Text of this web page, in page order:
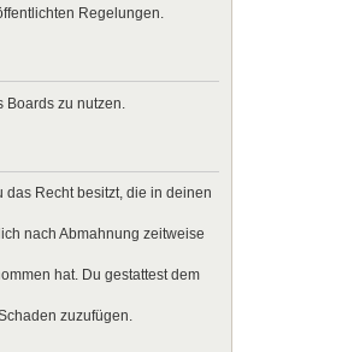
Regelungen.
Boards zu nutzen.
Recht besitzt, die in deinen
nach Abmahnung zeitweise
hat. Du gestattest dem
zuzufügen.